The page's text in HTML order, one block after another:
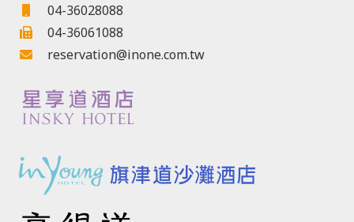
04-36028088
04-36061088
reservation@inone.com.tw